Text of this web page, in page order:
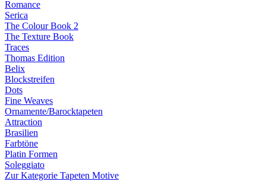
Romance
Serica
The Colour Book 2
The Texture Book
Traces
Thomas Edition
Belix
Blockstreifen
Dots
Fine Weaves
Ornamente/Barocktapeten
Attraction
Brasilien
Farbtöne
Platin Formen
Soleggiato
Zur Kategorie Tapeten Motive